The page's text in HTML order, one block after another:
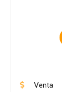
Venta